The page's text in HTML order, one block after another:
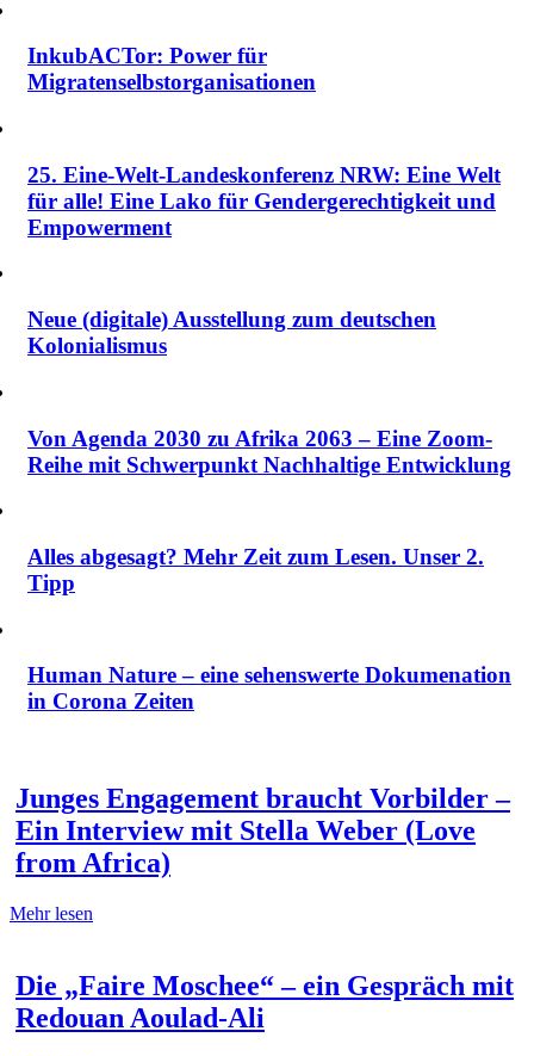
InkubACTor: Power für
Migratenselbstorganisationen
25. Eine-Welt-Landeskonferenz NRW: Eine Welt
für alle! Eine Lako für Gendergerechtigkeit und
Empowerment
Neue (digitale) Ausstellung zum deutschen
Kolonialismus
Von Agenda 2030 zu Afrika 2063 – Eine Zoom-
Reihe mit Schwerpunkt Nachhaltige Entwicklung
Alles abgesagt? Mehr Zeit zum Lesen. Unser 2.
Tipp
Human Nature – eine sehenswerte Dokumenation
in Corona Zeiten
Junges Engagement braucht Vorbilder –
Ein Interview mit Stella Weber (Love
from Africa)
Mehr lesen
Die „Faire Moschee“ – ein Gespräch mit
Redouan Aoulad-Ali